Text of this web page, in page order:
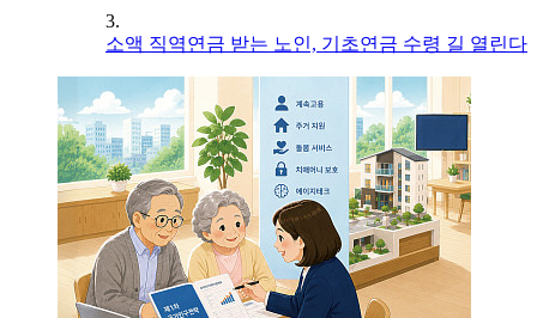
3.
소액 직역연금 받는 노인, 기초연금 수령 길 열린다